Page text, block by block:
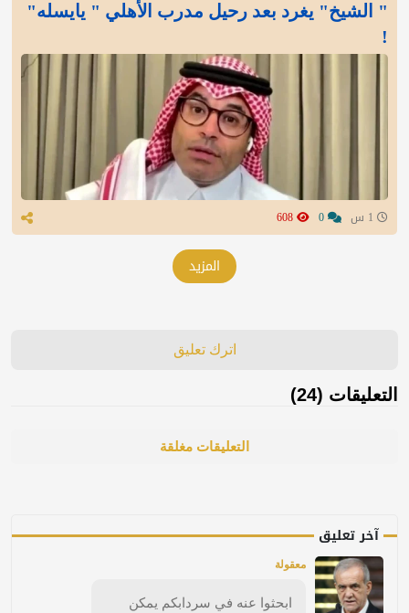
" الشيخ" يغرد بعد رحيل مدرب الأهلي " يايسله"
!
المزيد
اترك تعليق
التعليقات (24)
التعليقات مغلقة
آخر تعليق
معقولة
ابحثوا عنه في سردابكم يمكن